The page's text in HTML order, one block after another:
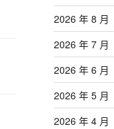
2026 年 8 月
2026 年 7 月
2026 年 6 月
2026 年 5 月
2026 年 4 月